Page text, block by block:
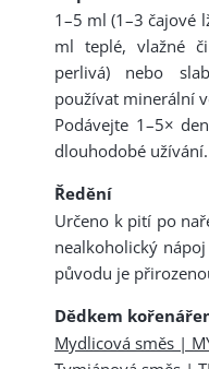
1–5 ml (1–3 čajové
ml teplé, vlažné
perlivá) nebo
používat minerální
Podávejte 1–5×
dlouhodobé užívání.
Ředění
Určeno k pití po
nealkoholický
původu je
Dědkem
Mydlicová směs |